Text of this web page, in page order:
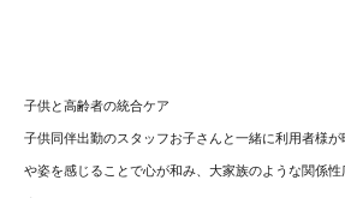
子供と高齢者の統合ケア
子供同伴出勤のスタッフお子さんと一緒に利用者様
や姿を感じることで心が和み、大家族のような関係